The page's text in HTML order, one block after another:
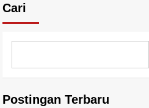
Cari
Postingan Terbaru